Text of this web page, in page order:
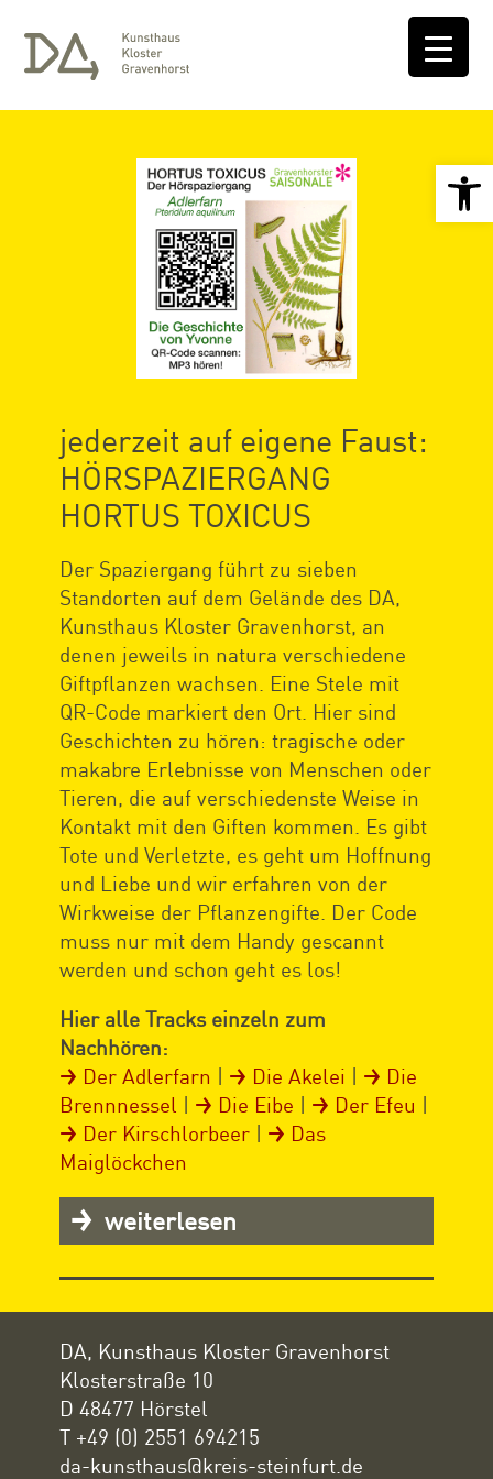
jederzeit auf eigene Faust:
HÖRSPAZIERGANG
HORTUS TOXICUS
Der Spaziergang führt zu sieben
Standorten auf dem Gelände des DA,
Kunsthaus Kloster Gravenhorst, an
denen jeweils in natura verschiedene
Giftpflanzen wachsen. Eine Stele mit
QR-Code markiert den Ort. Hier sind
Geschichten zu hören: tragische oder
makabre Erlebnisse von Menschen oder
Tieren, die auf verschiedenste Weise in
Kontakt mit den Giften kommen. Es gibt
Tote und Verletzte, es geht um Hoffnung
und Liebe und wir erfahren von der
Wirkweise der Pflanzengifte. Der Code
muss nur mit dem Handy gescannt
werden und schon geht es los!
Hier alle Tracks einzeln zum
Nachhören:
Der Adlerfarn | Die Akelei |
Die
Brennnessel | Die Eibe | Der Efeu |
Der Kirschlorbeer|
Das
Maiglöckchen
weiterlesen
DA, Kunsthaus Kloster Gravenhorst
Klosterstraße 10
D 48477 Hörstel
T +49 (0) 2551 694215
da-kunsthaus@kreis-steinfurt.de